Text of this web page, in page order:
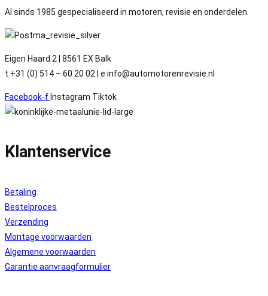
Al sinds 1985 gespecialiseerd in motoren, revisie en onderdelen.
Eigen Haard 2 | 8561 EX Balk
t +31 (0) 514 – 60 20 02 | e info@automotorenrevisie.nl
Facebook-f Instagram Tiktok
Klantenservice
Betaling
Bestelproces
Verzending
Montage voorwaarden
Algemene voorwaarden
Garantie aanvraagformulier